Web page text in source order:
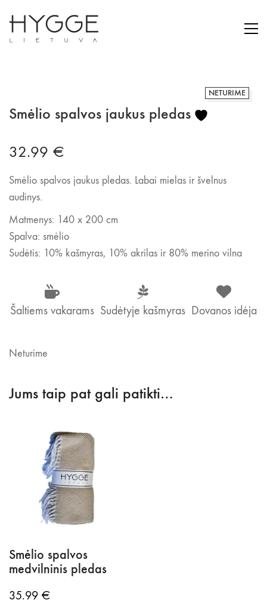
NETURIME
Smėlio spalvos jaukus pledas
32.99 €
Smėlio spalvos jaukus pledas. Labai mielas ir švelnus
audinys.
Matmenys: 140 x 200 cm
Spalva: smėlio
Sudėtis: 10% kašmyras, 10% akrilas ir 80% merino vilna
Šaltiems vakarams Sudėtyje kašmyras Dovanos idėja
Neturime
Jums taip pat gali patikti…
Smėlio spalvos
medvilninis pledas
35.99 €